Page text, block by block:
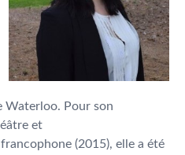
Waterloo. Pour son
et
(2015), elle a été